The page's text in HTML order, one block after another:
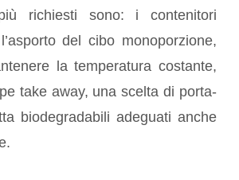
richiesti sono: i contenitori
del cibo monoporzione,
la temperatura costante,
take away, una scelta di porta-
biodegradabili adeguati anche